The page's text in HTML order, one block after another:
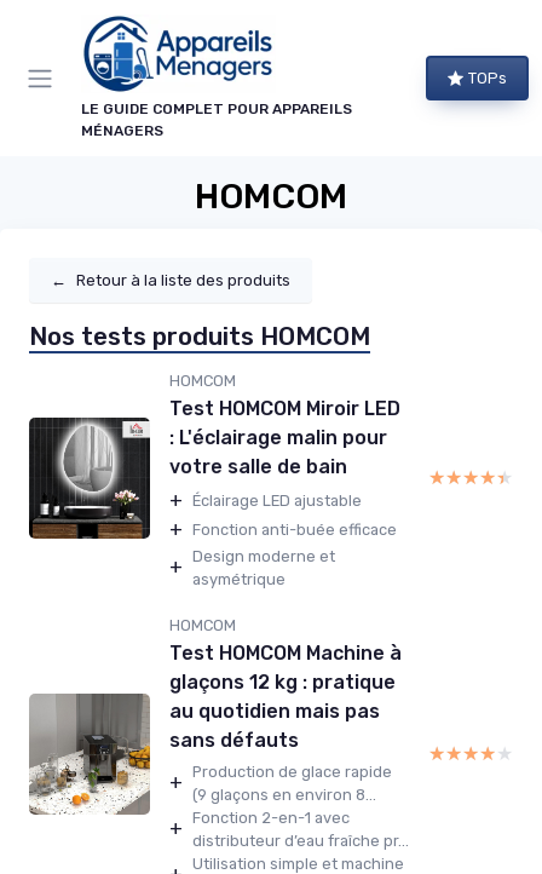
LE GUIDE COMPLET POUR APPAREILS
MÉNAGERS
TOPs
HOMCOM
← Retour à la liste des produits
Nos tests produits HOMCOM
HOMCOM
Test HOMCOM Miroir LED
: L'éclairage malin pour
votre salle de bain
+ Éclairage LED ajustable
+ Fonction anti-buée efficace
+ Design moderne et
asymétrique
★★★★★
★★★★★
HOMCOM
Test HOMCOM Machine à
glaçons 12 kg : pratique
au quotidien mais pas
sans défauts
+ Production de glace rapide
(9 glaçons en environ 8...
+ Fonction 2-en-1 avec
distributeur d’eau fraîche pr...
Utilisation simple et machine
★★★★★
★★★★★
Panneau de gestion des cookies